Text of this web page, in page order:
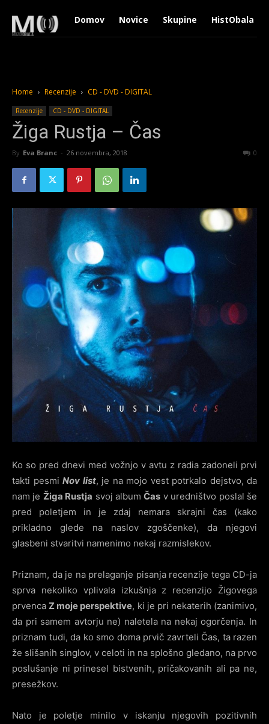
Domov Novice Skupine HistObala
Home Recenzije CD - DVD - DIGITAL
Recenzije CD - DVD - DIGITAL
Žiga Rustja – Čas
By Eva Branc - 26 novembra, 2018 0
Ko so pred dnevi med vožnjo v avtu z radia zadoneli prvi
takti pesmi Nov list, je na mojo vest potrkalo dejstvo, da
nam je Žiga Rustja svoj albumČas v uredništvo poslal še
pred poletjem in je zdaj nemara skrajni čas (kako
prikladno glede na naslov zgoščenke), da njegovi
glasbeni stvaritvi namenimo nekaj razmislekov.
Priznam, da je na prelaganje pisanja recenzije tega CD-ja
sprva nekoliko vplivala izkušnja z recenzijo Žigovega
prvencaZ moje perspektive, ki je pri nekaterih (zanimivo,
da pri samem avtorju ne) naletela na nekaj ogorčenja. In
priznam tudi, da ko smo doma prvič zavrteli Čas, ta razen
že slišanih singlov, v celoti in na splošno gledano, na prvo
poslušanje ni prinesel bistvenih, pričakovanih ali pa ne,
presežkov.
Nato je poletje minilo v iskanju njegovih pozitivnih